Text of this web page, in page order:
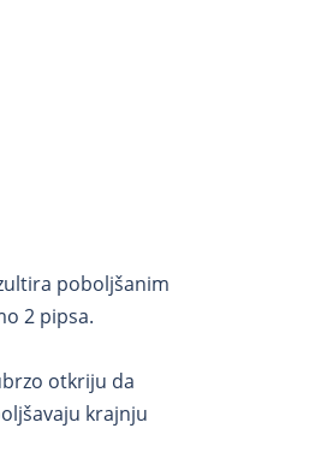
poboljšanim
2 pipsa.
otkriju da
krajnju